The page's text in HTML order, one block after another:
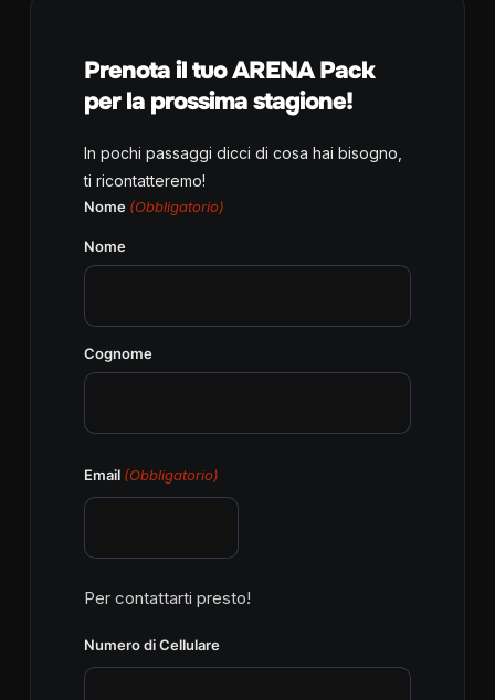
Prenota il tuo ARENA Pack
per la prossima stagione!
In pochi passaggi dicci di cosa hai bisogno,
ti ricontatteremo!
Nome (Obbligatorio)
Nome
Cognome
Email (Obbligatorio)
Per contattarti presto!
Numero di Cellulare